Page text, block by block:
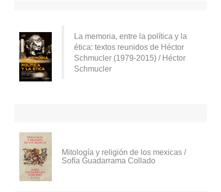
La memoria, entre la política y la
ética: textos reunidos de Héctor
Schmucler (1979-2015) / Héctor
Schmucler
Mitología y religión de los mexicas /
Sofía Guadarrama Collado